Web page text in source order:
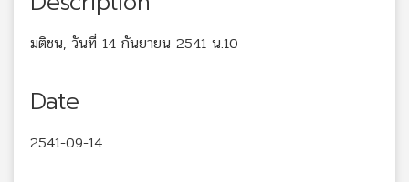
มติชน, วันที่ 14 กันยายน 2541 น.10
Date
2541-09-14